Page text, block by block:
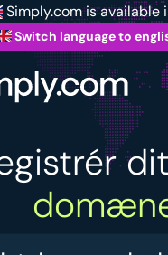
Simply.com is available
Switch language to